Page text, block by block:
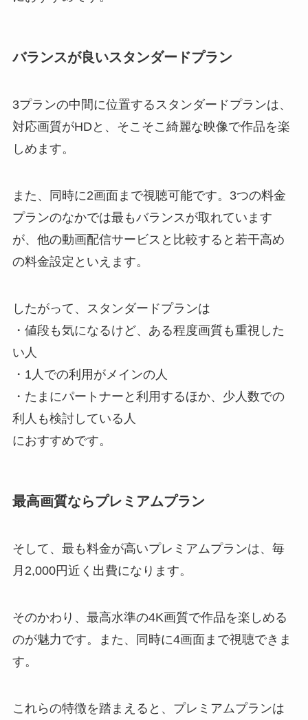
バランスが良いスタンダードプラン
3プランの中間に位置するスタンダードプランは、
対応画質がHDと、そこそこ綺麗な映像で作品を楽
しめます。
また、同時に2画面まで視聴可能です。3つの料金
プランのなかでは最もバランスが取れています
が、他の動画配信サービスと比較すると若干高め
の料金設定といえます。
したがって、スタンダードプランは
・値段も気になるけど、ある程度画質も重視した
い人
・1人での利用がメインの人
・たまにパートナーと利用するほか、少人数での
利人も検討している人
におすすめです。
最高画質ならプレミアムプラン
そして、最も料金が高いプレミアムプランは、毎
月2,000円近く出費になります。
そのかわり、最高水準の4K画質で作品を楽しめる
のが魅力です。また、同時に4画面まで視聴できま
す。
これらの特徴を踏まえると、プレミアムプランは